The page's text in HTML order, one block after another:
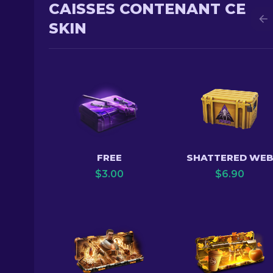
CAISSES CONTENANT CE
SKIN
FREE
$3.00
SHATTERED WEB
$6.90